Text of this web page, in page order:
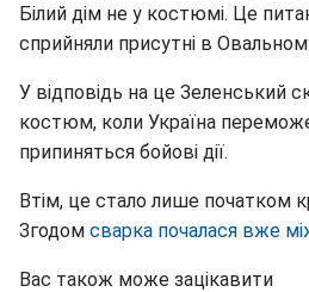
Білий дім не у костюмі. Це
сприйняли присутні в
У відповідь на це Зеленський
костюм, коли Україна переможе
припиняться бойові дії.
Втім, це стало лише початком
Згодом сварка почалася вже
Вас також може зацікавити